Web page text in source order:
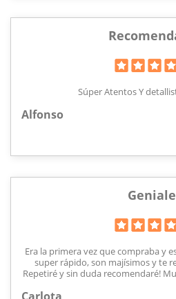
Súper Atentos Y
Alfonso
Era la primera vez que compraba y
super rápido, son majísimos y te
Repetiré y sin duda recomendaré!